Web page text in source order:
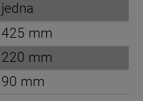
jedna
425 mm
220 mm
90 mm